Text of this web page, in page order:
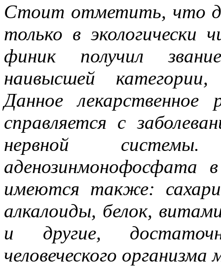
Стоит отметить, что
только в экологически
финик получил
наивысшей
Данное лекарственное
справляется с
нервной
аденозинмонофосфата
имеются также:
алкалоиды, белок,
и другие,
человеческого